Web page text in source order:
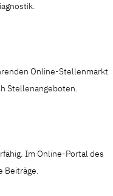
Online-Stellenmarkt
Stellenangeboten.
Im Online-Portal des
Beiträge.